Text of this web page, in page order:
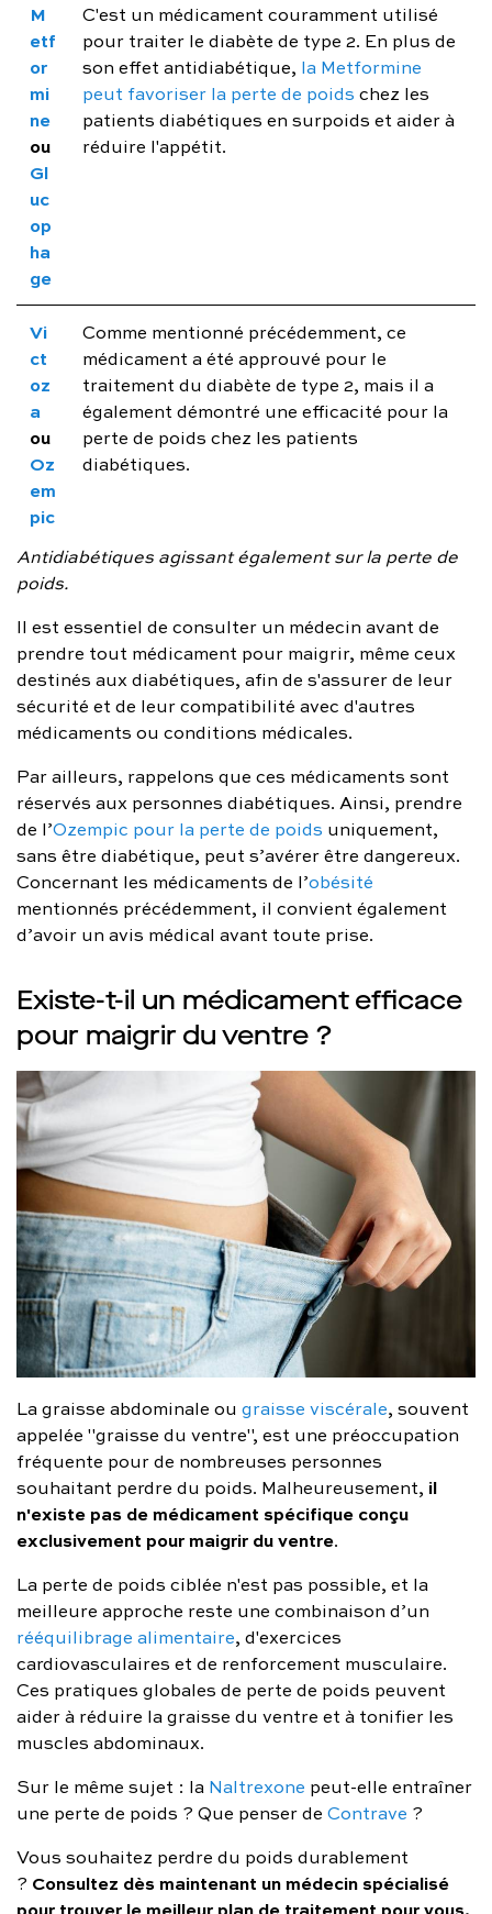
M
etf
or
mi
ne
ou
Gl
uc
op
ha
ge
C'est un médicament couramment utilisé
pour traiter le diabète de type 2. En plus de
son effet antidiabétique, la Metformine
peut favoriser la perte de poids chez les
patients diabétiques en surpoids et aider à
réduire l'appétit.
Vi
ct
oz
a
ou
Oz
em
pic
Comme mentionné précédemment, ce
médicament a été approuvé pour le
traitement du diabète de type 2, mais il a
également démontré une efficacité pour la
perte de poids chez les patients
diabétiques.
Antidiabétiques agissant également sur la perte de
poids.
Il est essentiel de consulter un médecin avant de
prendre tout médicament pour maigrir, même ceux
destinés aux diabétiques, afin de s'assurer de leur
sécurité et de leur compatibilité avec d'autres
médicaments ou conditions médicales.
Par ailleurs, rappelons que ces médicaments sont
réservés aux personnes diabétiques. Ainsi, prendre
de l’Ozempic pour la perte de poids uniquement,
sans être diabétique, peut s’avérer être dangereux.
Concernant les médicaments de l’obésité
mentionnés précédemment, il convient également
d’avoir un avis médical avant toute prise.
Existe-t-il un médicament efficace
pour maigrir du ventre ?
La graisse abdominale ou graisse viscérale, souvent
appelée "graisse du ventre", est une préoccupation
fréquente pour de nombreuses personnes
souhaitant perdre du poids. Malheureusement, il
n'existe pas de médicament spécifique conçu
exclusivement pour maigrir du ventre.
La perte de poids ciblée n'est pas possible, et la
meilleure approche reste une combinaison d’un
rééquilibrage alimentaire, d'exercices
cardiovasculaires et de renforcement musculaire.
Ces pratiques globales de perte de poids peuvent
aider à réduire la graisse du ventre et à tonifier les
muscles abdominaux.
Sur le même sujet : la Naltrexone peut-elle entraîner
une perte de poids ? Que penser de Contrave ?
Vous souhaitez perdre du poids durablement
? Consultez dès maintenant un médecin spécialisé
pour trouver le meilleur plan de traitement pour vous.